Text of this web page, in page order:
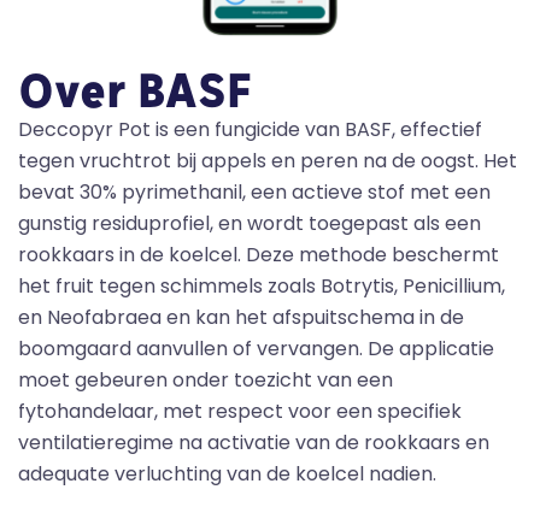
Over BASF
Deccopyr Pot is een fungicide van BASF, effectief
tegen vruchtrot bij appels en peren na de oogst. Het
bevat 30% pyrimethanil, een actieve stof met een
gunstig residuprofiel, en wordt toegepast als een
rookkaars in de koelcel. Deze methode beschermt
het fruit tegen schimmels zoals Botrytis, Penicillium,
en Neofabraea en kan het afspuitschema in de
boomgaard aanvullen of vervangen. De applicatie
moet gebeuren onder toezicht van een
fytohandelaar, met respect voor een specifiek
ventilatieregime na activatie van de rookkaars en
adequate verluchting van de koelcel nadien.